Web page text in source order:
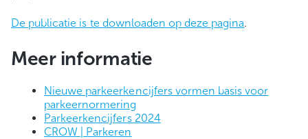
De publicatie is te downloaden op deze pagina.
Meer informatie
Nieuwe parkeerkencijfers vormen basis voor
parkeernormering
Parkeerkencijfers 2024
CROW | Parkeren